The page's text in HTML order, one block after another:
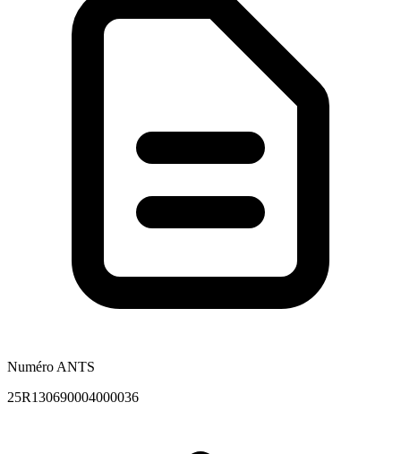
Numéro ANTS
25R130690004000036